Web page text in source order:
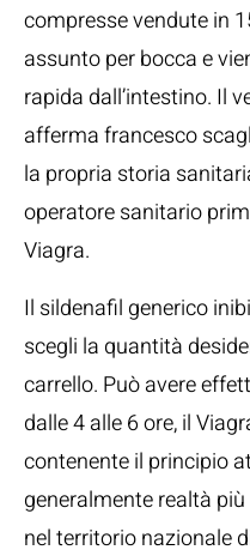
compresse vendute in
assunto per bocca e
rapida dall’intestino. Il
afferma francesco
la propria storia
operatore sanitario
Viagra.
Il sildenafil generico
scegli la quantità
carrello. Può avere
dalle 4 alle 6 ore, il
contenente il principio
generalmente realtà
nel territorio nazionale